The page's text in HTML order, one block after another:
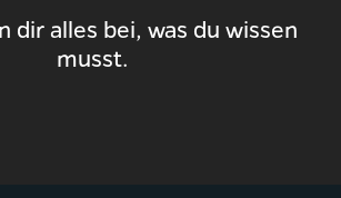
dir alles bei, was du wissen
musst.